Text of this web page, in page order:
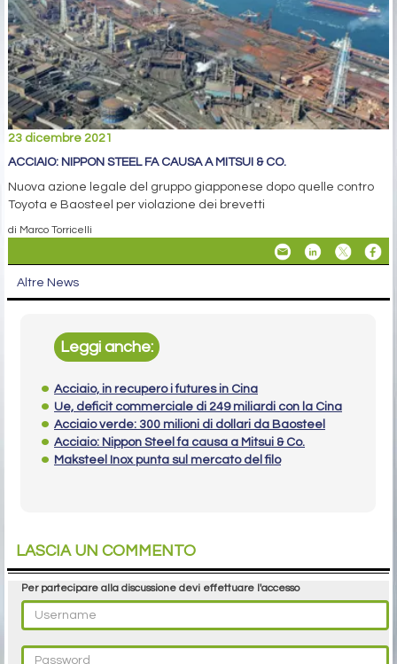
23 dicembre 2021
ACCIAIO: NIPPON STEEL FA CAUSA A MITSUI & CO.
Nuova azione legale del gruppo giapponese dopo quelle contro
Toyota e Baosteel per violazione dei brevetti
di Marco Torricelli
Altre News
Leggi anche:
Acciaio, in recupero i futures in Cina
Ue, deficit commerciale di 249 miliardi con la Cina
Acciaio verde: 300 milioni di dollari da Baosteel
Acciaio: Nippon Steel fa causa a Mitsui & Co.
Maksteel Inox punta sul mercato del filo
LASCIA UN COMMENTO
Per partecipare alla discussione devi effettuare l'accesso